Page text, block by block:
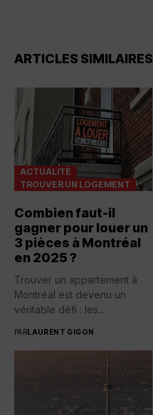
ARTICLES SIMILAIRES
ACTUALITÉ
TROUVER UN LOGEMENT
Combien faut-il
gagner pour louer un
3 pièces à Montréal
en 2025 ?
Trouver un appartement à
Montréal est devenu un
véritable défi : les...
PARLAURENT GIGON